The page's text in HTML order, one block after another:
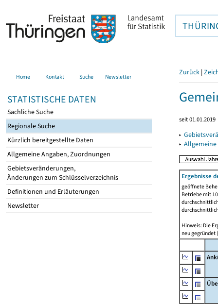
Home Kontakt Suche Newsletter
STATISTISCHE DATEN
Sachliche Suche
Regionale Suche
Kürzlich bereitgestellte Daten
Allgemeine Angaben, Zuordnungen
Gebietsveränderungen,
Änderungen zum Schlüsselverzeichnis
Definitionen und Erläuterungen
Newsletter
Zurück |
seit 01.01.2019
▸
▸
Ergebnisse
geöffnete
Betriebe mit
Hinweis: Die
neu gegründet